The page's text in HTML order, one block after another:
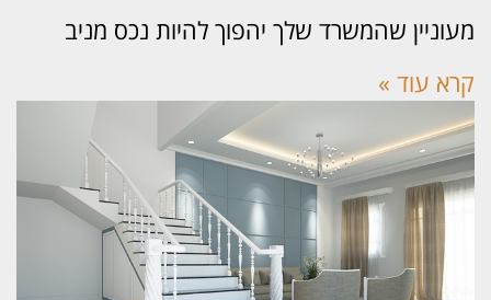
שהמשרד שלך יהפוך להיות נכס מניב
עוד »